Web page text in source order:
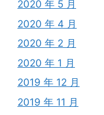
2020 年 5 月
2020 年 4 月
2020 年 2 月
2020 年 1 月
2019 年 12 月
2019 年 11 月